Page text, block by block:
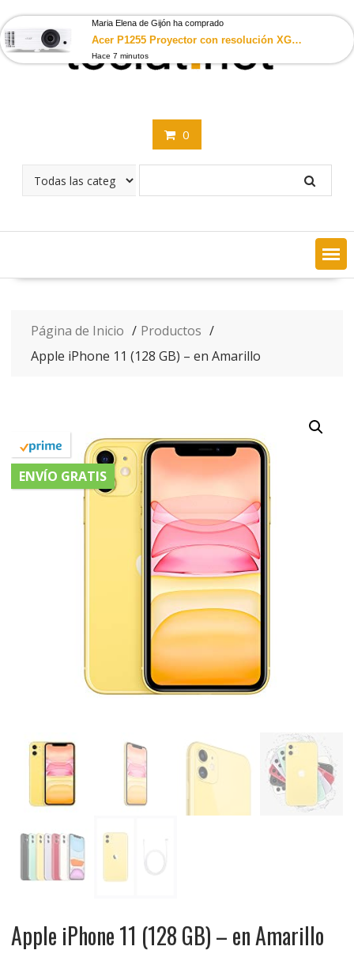
contenido
0
Página de Inicio
Productos
Apple iPhone 11 (128 GB) – en Amarillo
ENVÍO GRATIS
Apple iPhone 11 (128 GB) – en Amarillo
Maria Elena de Gijón ha comprado
Acer P1255 Proyector con resolución XGA, Contraste 20.000:1, Brillo 4.000 ANSI, Formato 4:3, conexión VGA/MHL, HDMI…
Hace 7 minutos